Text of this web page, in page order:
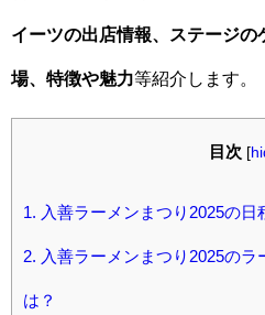
イーツの出店情報、ステージ
場、特徴や魅力等紹介します。
目次 [
1. 入善ラーメンまつり2025の日
2. 入善ラーメンまつり2025の
は？